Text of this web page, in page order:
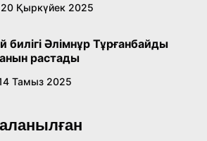
адамзаттың көмекшісі
даму бағыты
Қыркүйек 2025
билігі Әлімнұр Тұрғанбайды
растады
Тамыз 2025